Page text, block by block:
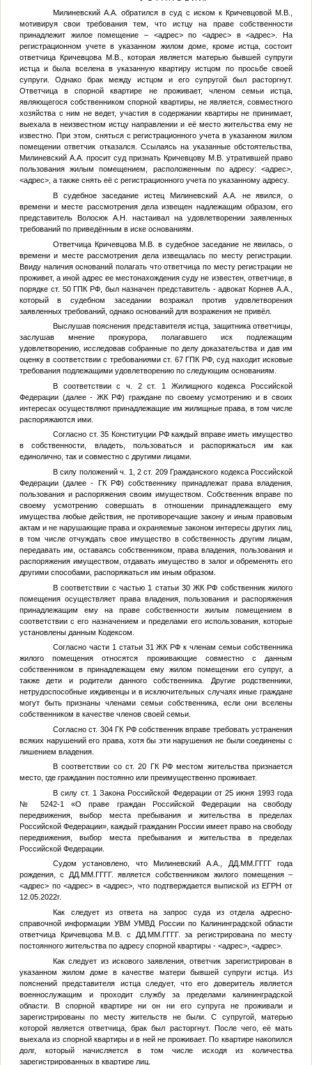
Милиневский А.А. обратился в суд с иском к Кричевцовой М.В.,
мотивируя свои требования тем, что истцу на праве собственности
принадлежит жилое помещение – <адрес>по<адрес> в<адрес> . На
регистрационном учете в указанном жилом доме, кроме истца, состоит
ответчица Кричевцова М.В., которая является матерью бывшей супруги
истца и была вселена в указанную квартиру истцом по просьбе своей
супруги. Однако брак между истцом и его супругой был расторгнут.
Ответчица в спорной квартире не проживает, членом семьи истца,
являющегося собственником спорной квартиры, не является, совместного
хозяйства с ним не ведет, участия в содержании квартиры не принимает,
выехала в неизвестном истцу направлении и её место жительства ему не
известно. При этом, сняться с регистрационного учета в указанном жилом
помещении ответчик отказался. Ссылаясь на указанные обстоятельства,
Милиневский А.А. просит суд признать Кричевцову М.В. утратившей право
пользования жилым помещением, расположенным по адресу:<адрес>
<адрес>, а также снять её с регистрационного учета по указанному адресу.
В судебное заседание истец Милиневский А.А. не явился, о
времени и месте рассмотрения дела извещен надлежащим образом, его
представитель Волосюк А.Н. настаивал на удовлетворении заявленных
требований по приведённым в иске основаниям.
Ответчица Кричевцова М.В. в судебное заседание не явилась, о
времени и месте рассмотрения дела извещалась по месту регистрации.
Ввиду наличия оснований полагать что ответчица по месту регистрации не
проживет, а иной адрес ее местонахождения суду не известен, ответчице, в
порядке ст. 50 ГПК РФ, был назначен представитель - адвокат Корнев А.А.,
который в судебном заседании возражал против удовлетворения
заявленных требований, однако оснований для возражения не привёл.
Выслушав пояснения представителя истца, защитника ответчицы,
заслушав мнение прокурора, полагавшего иск подлежащим
удовлетворению, исследовав собранные по делу доказательства и дав им
оценку в соответствии с требованиями ст. 67 ГПК РФ, суд находит исковые
требования подлежащими удовлетворению по следующим основаниям.
В соответствии с ч. 2 ст. 1 Жилищного кодекса Российской
Федерации (далее - ЖК РФ) граждане по своему усмотрению и в своих
интересах осуществляют принадлежащие им жилищные права, в том числе
распоряжаются ими.
Согласно ст. 35 Конституции РФ каждый вправе иметь имущество
в собственности, владеть, пользоваться и распоряжаться им как
единолично, так и совместно с другими лицами.
В силу положений ч. 1, 2 ст. 209 Гражданского кодекса Российской
Федерации (далее - ГК РФ) собственнику принадлежат права владения,
пользования и распоряжения своим имуществом. Собственник вправе по
своему усмотрению совершать в отношении принадлежащего ему
имущества любые действия, не противоречащие закону и иным правовым
актам и не нарушающие права и охраняемые законом интересы других лиц,
в том числе отчуждать свое имущество в собственность другим лицам,
передавать им, оставаясь собственником, права владения, пользования и
распоряжения имуществом, отдавать имущество в залог и обременять его
другими способами, распоряжаться им иным образом.
В соответствии с частью 1 статьи 30 ЖК РФ собственник жилого
помещения осуществляет права владения, пользования и распоряжения
принадлежащим ему на праве собственности жилым помещением в
соответствии с его назначением и пределами его использования, которые
установлены данным Кодексом.
Согласно части 1 статьи 31 ЖК РФ к членам семьи собственника
жилого помещения относятся проживающие совместно с данным
собственником в принадлежащем ему жилом помещении его супруг, а
также дети и родители данного собственника. Другие родственники,
нетрудоспособные иждивенцы и в исключительных случаях иные граждане
могут быть признаны членами семьи собственника, если они вселены
собственником в качестве членов своей семьи.
Согласно ст. 304 ГК РФ собственник вправе требовать устранения
всяких нарушений его права, хотя бы эти нарушения не были соединены с
лишением владения.
В соответствии со ст. 20 ГК РФ местом жительства признается
место, где гражданин постоянно или преимущественно проживает.
В силу ст. 1 Закона Российской Федерации от 25 июня 1993 года
№ 5242-1 «О праве граждан Российской Федерации на свободу
передвижения, выбор места пребывания и жительства в пределах
Российской Федерации», каждый гражданин России имеет право на свободу
передвижения, выбор места пребывания и жительства в пределах
Российской Федерации.
Судом установлено, что Милиневский А.А., ДД.ММ.ГГГГгода
рождения, с ДД.ММ.ГГГГ. является собственником жилого помещения –
<адрес>по<адрес> в<адрес>, что подтверждается выпиской из ЕГРН от
12.05.2022г.
Как следует из ответа на запрос суда из отдела адресно-
справочной информации УВМ УМВД России по Калининградской области
ответчица Кричевцова М.В. с
ДД.ММ.ГГГГ. за регистрирована по месту
постоянного жительства по адресу спорной квартиры - <адрес>, <адрес>.
Как следует из искового заявления, ответчик зарегистрирован в
указанном жилом доме в качестве матери бывшей супруги истца. Из
пояснений представителя истца следует, что его доверитель является
военнослужащим и проходит службу за пределами калининградской
области. В спорной квартире ни он ни его супруга не проживали и
зарегистрированы по месту жительств не были. С супругой, матерью
которой является ответчица, брак был расторгнут. После чего, её мать
выехала из спорной квартиры и в ней не проживает. По квартире накопился
долг, который начисляется в том числе исходя из количества
зарегистрированных в квартире лиц.